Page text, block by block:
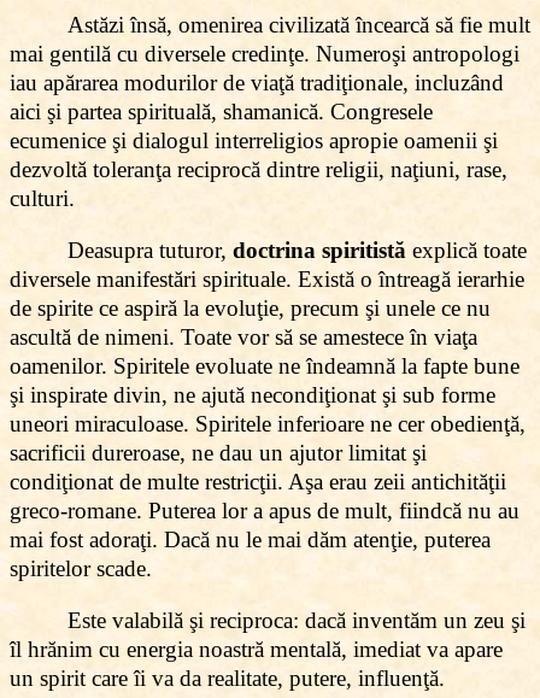
Astăzi însă, omenirea civilizată încearcă să fie mult
mai gentilă cu diversele credinţe. Numeroşi antropologi
iau apărarea modurilor de viaţă tradiţionale, incluzând
aici şi partea spirituală, shamanică. Congresele
ecumenice şi dialogul interreligios apropie oamenii şi
dezvoltă toleranţa reciprocă dintre religii, naţiuni, rase,
culturi.
Deasupra tuturor, doctrina spiritistă explică toate
diversele manifestări spirituale. Există o întreagă ierarhie
de spirite ce aspiră la evoluţie, precum şi unele ce nu
ascultă de nimeni. Toate vor să se amestece în viaţa
oamenilor. Spiritele evoluate ne îndeamnă la fapte bune
şi inspirate divin, ne ajută necondiţionat şi sub forme
uneori miraculoase. Spiritele inferioare ne cer obedienţă,
sacrificii dureroase, ne dau un ajutor limitat şi
condiţionat de multe restricţii. Aşa erau zeii antichităţii
greco-romane. Puterea lor a apus de mult, fiindcă nu au
mai fost adoraţi. Dacă nu le mai dăm atenţie, puterea
spiritelor scade.
Este valabilă şi reciproca: dacă inventăm un zeu şi
îl hrănim cu energia noastră mentală, imediat va apare
un spirit care îi va da realitate, putere, influenţă.